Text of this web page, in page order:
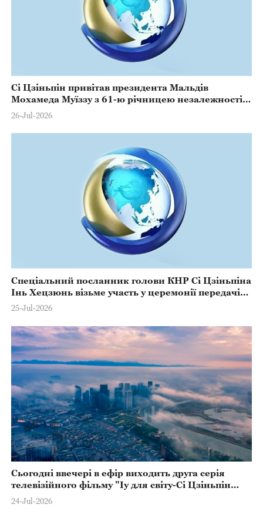
Сі Цзіньпін привітав президента Мальдів
Мохамеда Муїззу з 61-ю річницею незалежності
Мальдів
26-Jul-2026
Спеціальний посланник голови КНР Сі Цзіньпіна
Інь Хецзюнь візьме участь у церемонії передачі
президентських повноважень у Перу
25-Jul-2026
Сьогодні ввечері в ефір виходить друга серія
телевізійного фільму "Іу для світу-Сі Цзіньпін
піклується про розвиток Іу"
24-Jul-2026